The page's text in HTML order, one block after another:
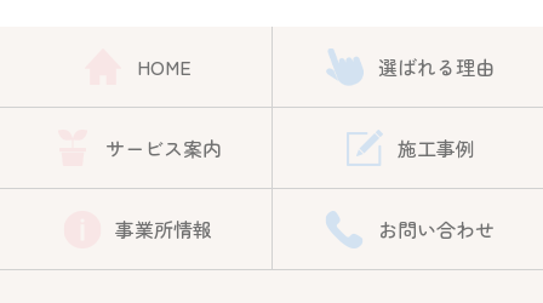
HOME 選ばれる理由
サービス案内 施工事例
事業所情報 お問い合わせ